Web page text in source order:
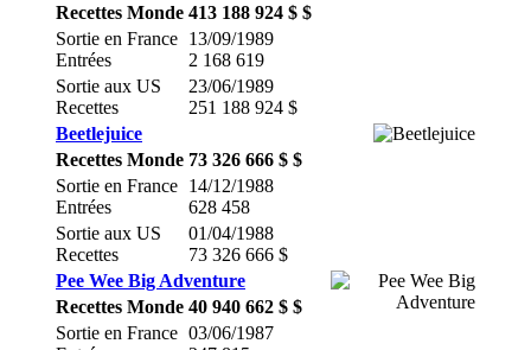
Recettes Monde 413 188 924 $ $
Sortie en France
Entrées
13/09/1989
2 168 619
Sortie aux US
Recettes
23/06/1989
251 188 924 $
Beetlejuice
Recettes Monde 73 326 666 $ $
Sortie en France
Entrées
14/12/1988
628 458
Sortie aux US
Recettes
01/04/1988
73 326 666 $
Pee Wee Big Adventure
Recettes Monde 40 940 662 $ $
Sortie en France 03/06/1987